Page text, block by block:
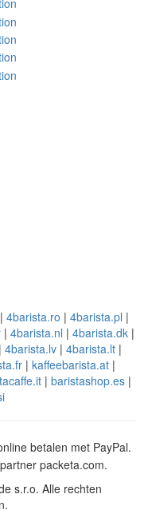
| 4barista.ro | 4barista.pl |
| 4barista.nl | 4barista.dk|
| 4barista.lv | 4barista.lt |
| kaffeebarista.at|
| baristashop.es|
s.r.o. Alle rechten